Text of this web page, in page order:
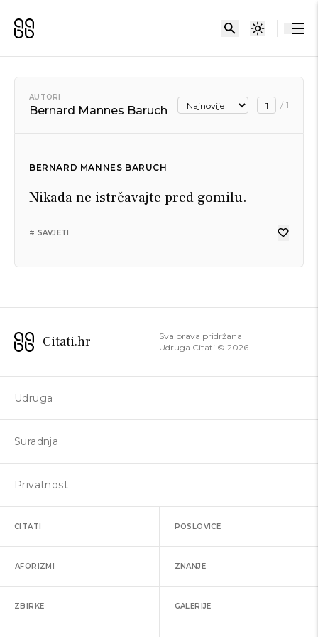
AUTORI
Bernard Mannes Baruch / 1
BERNARD MANNES BARUCH
Nikada ne istrčavajte pred gomilu.
# SAVJETI
Citati.hr
Sva prava pridržana
Udruga Citati © 2026
Udruga
Suradnja
Privatnost
CITATI POSLOVICE
AFORIZMI ZNANJE
ZBIRKE GALERIJE